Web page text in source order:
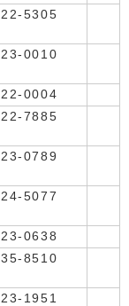
22-5305
23-0010
22-0004
22-7885
23-0789
24-5077
23-0638
35-8510
23-1951